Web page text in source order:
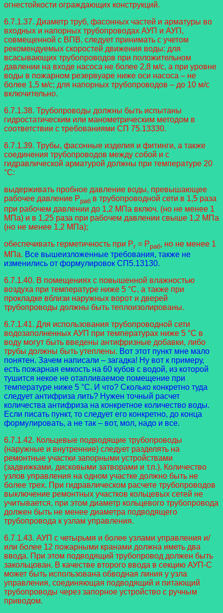
огнестойкости ограждающих конструкций.
6.7.1.37. Диаметр труб, фасонных частей и арматуры во
входных и напорных трубопроводах АУП и АУП,
совмещенной с ВПВ, следует принимать с учетом
рекомендуемых скоростей движения воды: для
всасывающих трубопроводов при положительном
давлении на входе насоса не более 2,8 м/с, а при уровне
воды в пожарном резервуаре ниже оси насоса – не
более 1,5 м/с; для напорных трубопроводов – до 10 м/с
включительно.
6.7.1.38. Трубопроводы должны быть испытаны
гидростатическим или манометрическим методом в
соответствии с требованиями СП 75.13330.
6.7.1.39. Трубы, фасонные изделия и фитинги, а также
соединения трубопроводов между собой и с
гидравлической арматурой должны при температуре 20
°C:
выдерживать пробное давление воды, превышающее
рабочее давление Pраб в трубопроводной сети в 1,5 раза
при рабочем давлении до 1,2 МПа включ. (но не менее 1
МПа) и в 1,25 раза при рабочем давлении свыше 1,2 МПа
(но не менее 1,2 МПа);
обеспечивать герметичность при Pг = Pраб, но не менее 1
МПа. Все вышеизложенные требования, также не
изменились от формулировок СП5.13130.
6.7.1.40. В помещениях с повышенной влажностью
воздуха при температуре ниже 5 °C, а также при
прокладке вблизи наружных ворот и дверей
трубопроводы должны быть теплоизолированы.
6.7.1.41. Для использования трубопроводной сети
водозаполненных АУП при температурах ниже 5 °C в
воду могут быть введены антифризные добавки, либо
трубы должны быть утеплены. Вот этот пункт мне мало
понятен. Зачем написали – загадка! Ну вот к примеру,
есть пожарная емкость на 60 кубов с водой, из которой
тушится некое не отапливаемое помещение при
температуре ниже 5 °C. И что? Сколько конкретно туда
следует антифриза лить? Нужен точный расчет
количества антифриза на конкретное количество воды.
Если писать пункт, то следует его конкретно, до конца
формулировать, а не так – вот, мол, надо и все.
6.7.1.42. Кольцевые подводящие трубопроводы
(наружные и внутренние) следует разделять на
ремонтные участки запорными устройствами
(задвижками, дисковыми затворами и т.п.). Количество
узлов управления на одном участке должно быть не
более трех. При гидравлическом расчете трубопроводов
выключение ремонтных участков кольцевых сетей не
учитывается, при этом диаметр кольцевого трубопровода
должен быть не менее диаметра подводящего
трубопровода к узлам управления.
6.7.1.43. АУП с четырьмя и более узлами управления и/
или более 12 пожарными кранами должна иметь два
ввода. При этом подводящий трубопровод должен быть
закольцован. В качестве второго ввода в секцию АУП-С
может быть использована обводная линия у узла
управления, соединяющая подводящий и питающий
трубопроводы через запорное устройство с ручным
приводом.